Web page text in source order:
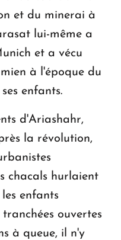
et du minerai à
lui-même a
et a vécu
à l'époque du
enfants.
d'Ariashahr,
la révolution,
chacals hurlaient
enfants
ouvertes
à queue, il n'y